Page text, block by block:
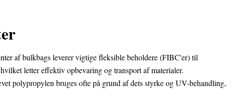
af bulkbags leverer vigtige fleksible beholdere (FIBC'er) til
letter effektiv opbevaring og transport af materialer.
polypropylen bruges ofte på grund af dets styrke og UV-behandling,